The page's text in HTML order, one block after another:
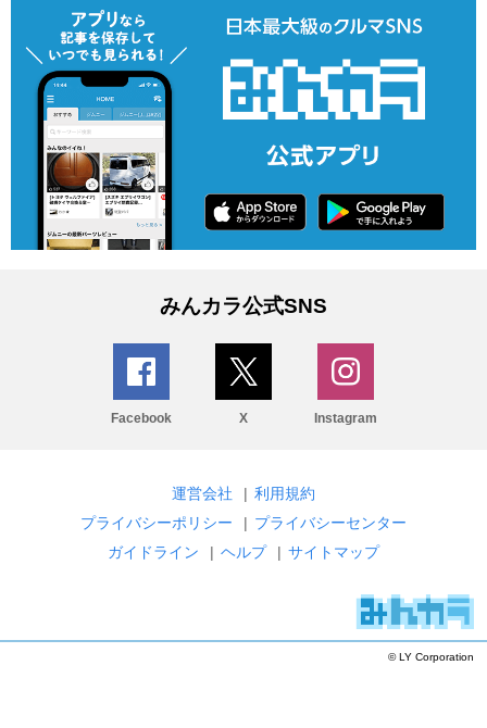
みんカラ公式SNS
Facebook X Instagram
運営会社 | 利用規約
プライバシーポリシー
| プライバシーセンター
ガイドライン
| ヘルプ | サイトマップ
© LY Corporation